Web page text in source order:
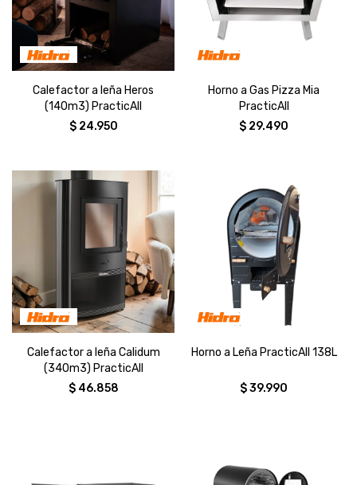
Calefactor a leña Heros
(140m3) PracticAll
$ 24.950
Horno a Gas Pizza Mia
PracticAll
$ 29.490
Calefactor a leña Calidum
(340m3) PracticAll
$ 46.858
Horno a Leña PracticAll 138L
$39.990